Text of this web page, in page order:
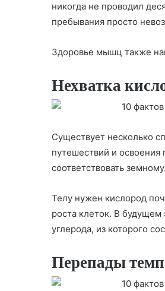
никогда не проводил
пребывания просто
Здоровье мышц также
Нехватка
Существует несколько
путешествий и
соответствовать земному.
Телу нужен кислород
роста клеток. В будущем
углерода, из которого
Перепады